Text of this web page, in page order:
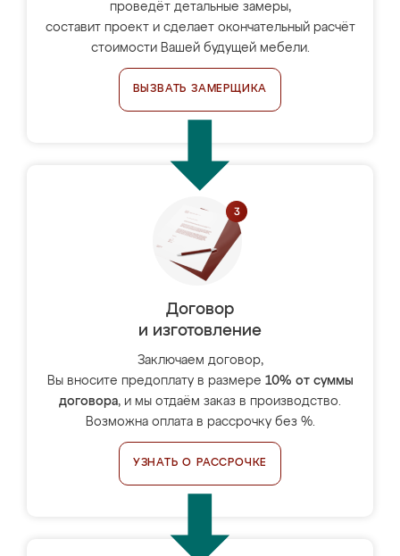
проведёт детальные замеры,
составит проект и сделает окончательный расчёт
стоимости Вашей будущей мебели.
ВЫЗВАТЬ ЗАМЕРЩИКА
Договор
и изготовление
Заключаем договор,
Вы вносите предоплату в размере 10% от суммы
договора, и мы отдаём заказ в производство.
Возможна оплата в рассрочку без %.
УЗНАТЬ О РАССРОЧКЕ